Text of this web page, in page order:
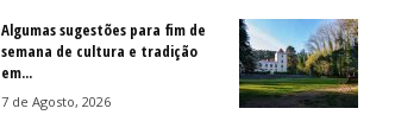
Algumas sugestões para fim de
semana de cultura e tradição
em...
7 de Agosto, 2026